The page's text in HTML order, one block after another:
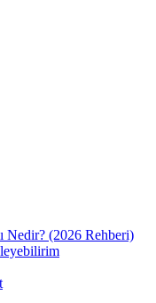
Nedir? (2026 Rehberi)